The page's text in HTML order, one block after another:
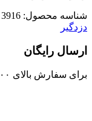
شناسه محصول: 3916
دزدگیر
ارسال رایگان
برای سفارش‌ بالای ۵۰۰ هزار تومان